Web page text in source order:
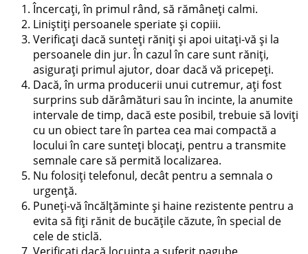
Încercaţi, în primul rând, să rămâneţi calmi.
Liniştiţi persoanele speriate şi copiii.
Verificaţi dacă sunteţi răniţi şi apoi uitaţi-vă şi la
persoanele din jur. În cazul în care sunt răniţi,
asiguraţi primul ajutor, doar dacă vă pricepeţi.
Dacă, în urma producerii unui cutremur, aţi fost
surprins sub dărâmături sau în incinte, la anumite
intervale de timp, dacă este posibil, trebuie să loviţi
cu un obiect tare în partea cea mai compactă a
locului în care sunteţi blocaţi, pentru a transmite
semnale care să permită localizarea.
Nu folosiţi telefonul, decât pentru a semnala o
urgenţă.
Puneţi-vă încălţăminte şi haine rezistente pentru a
evita să fiţi rănit de bucăţile căzute, în special de
cele de sticlă.